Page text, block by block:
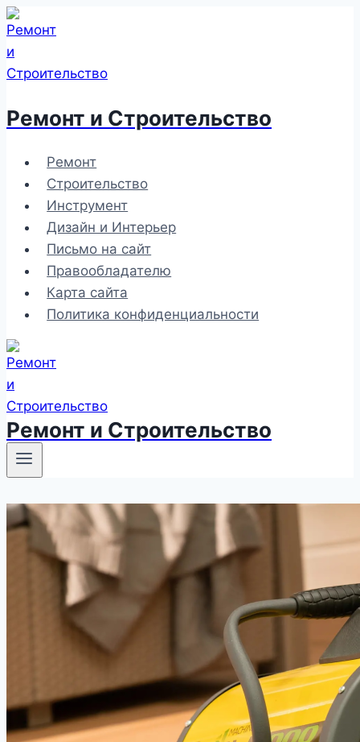
Перейти
к
содержимому
Ремонт и Строительство
Ремонт
Строительство
Инструмент
Дизайн и Интерьер
Письмо на сайт
Правообладателю
Карта сайта
Политика конфиденциальности
Ремонт и Строительство